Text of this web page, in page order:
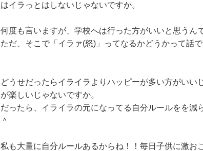
はイラっとはしないじゃないですか。
何度も言いますが、学校へは行った方がいいと思うん
ただ、そこで「イラァ(怒)」ってなるかどうかって話
どうせだったらイライラよりハッピーが多い方がいい
が楽しいじゃないですか。
だったら、イライラの元になってる自分ルールをを減
＾
私も大量に自分ルールあるからね！！毎日子供に激